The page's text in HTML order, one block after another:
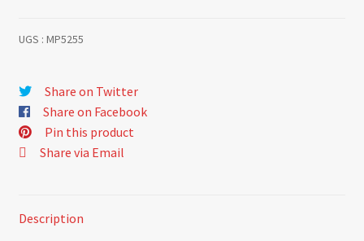
UGS : MP5255
Share on Twitter
Share on Facebook
Pin this product
Share via Email
Description